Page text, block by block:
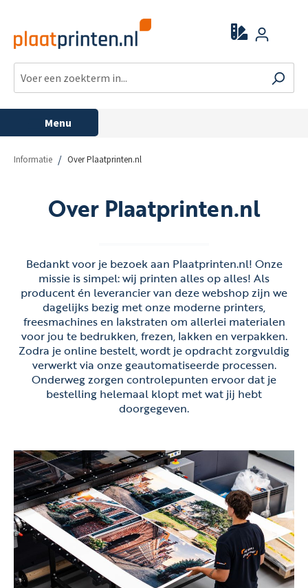
Menu
Informatie / Over Plaatprinten.nl
Over Plaatprinten.nl
Bedankt voor je bezoek aan Plaatprinten.nl! Onze
missie is simpel: wij printen alles op alles! Als
producent én leverancier van deze webshop zijn we
dagelijks bezig met onze moderne printers,
freesmachines en lakstraten om allerlei materialen
voor jou te bedrukken, frezen, lakken en verpakken.
Zodra je online bestelt, wordt je opdracht zorgvuldig
verwerkt via onze geautomatiseerde processen.
Onderweg zorgen controlepunten ervoor dat je
bestelling helemaal klopt met wat jij hebt
doorgegeven.